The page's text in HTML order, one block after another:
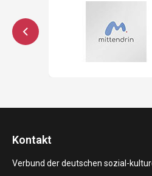
Kontakt
Verbund der deutschen sozial-